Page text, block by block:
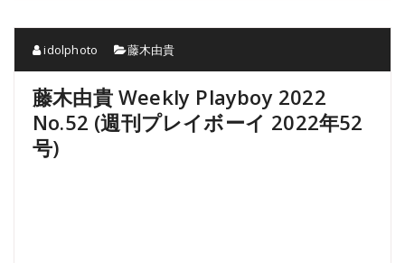
idolphoto 藤木由貴
藤木由貴 Weekly Playboy 2022
No.52 (週刊プレイボーイ 2022年52
号)